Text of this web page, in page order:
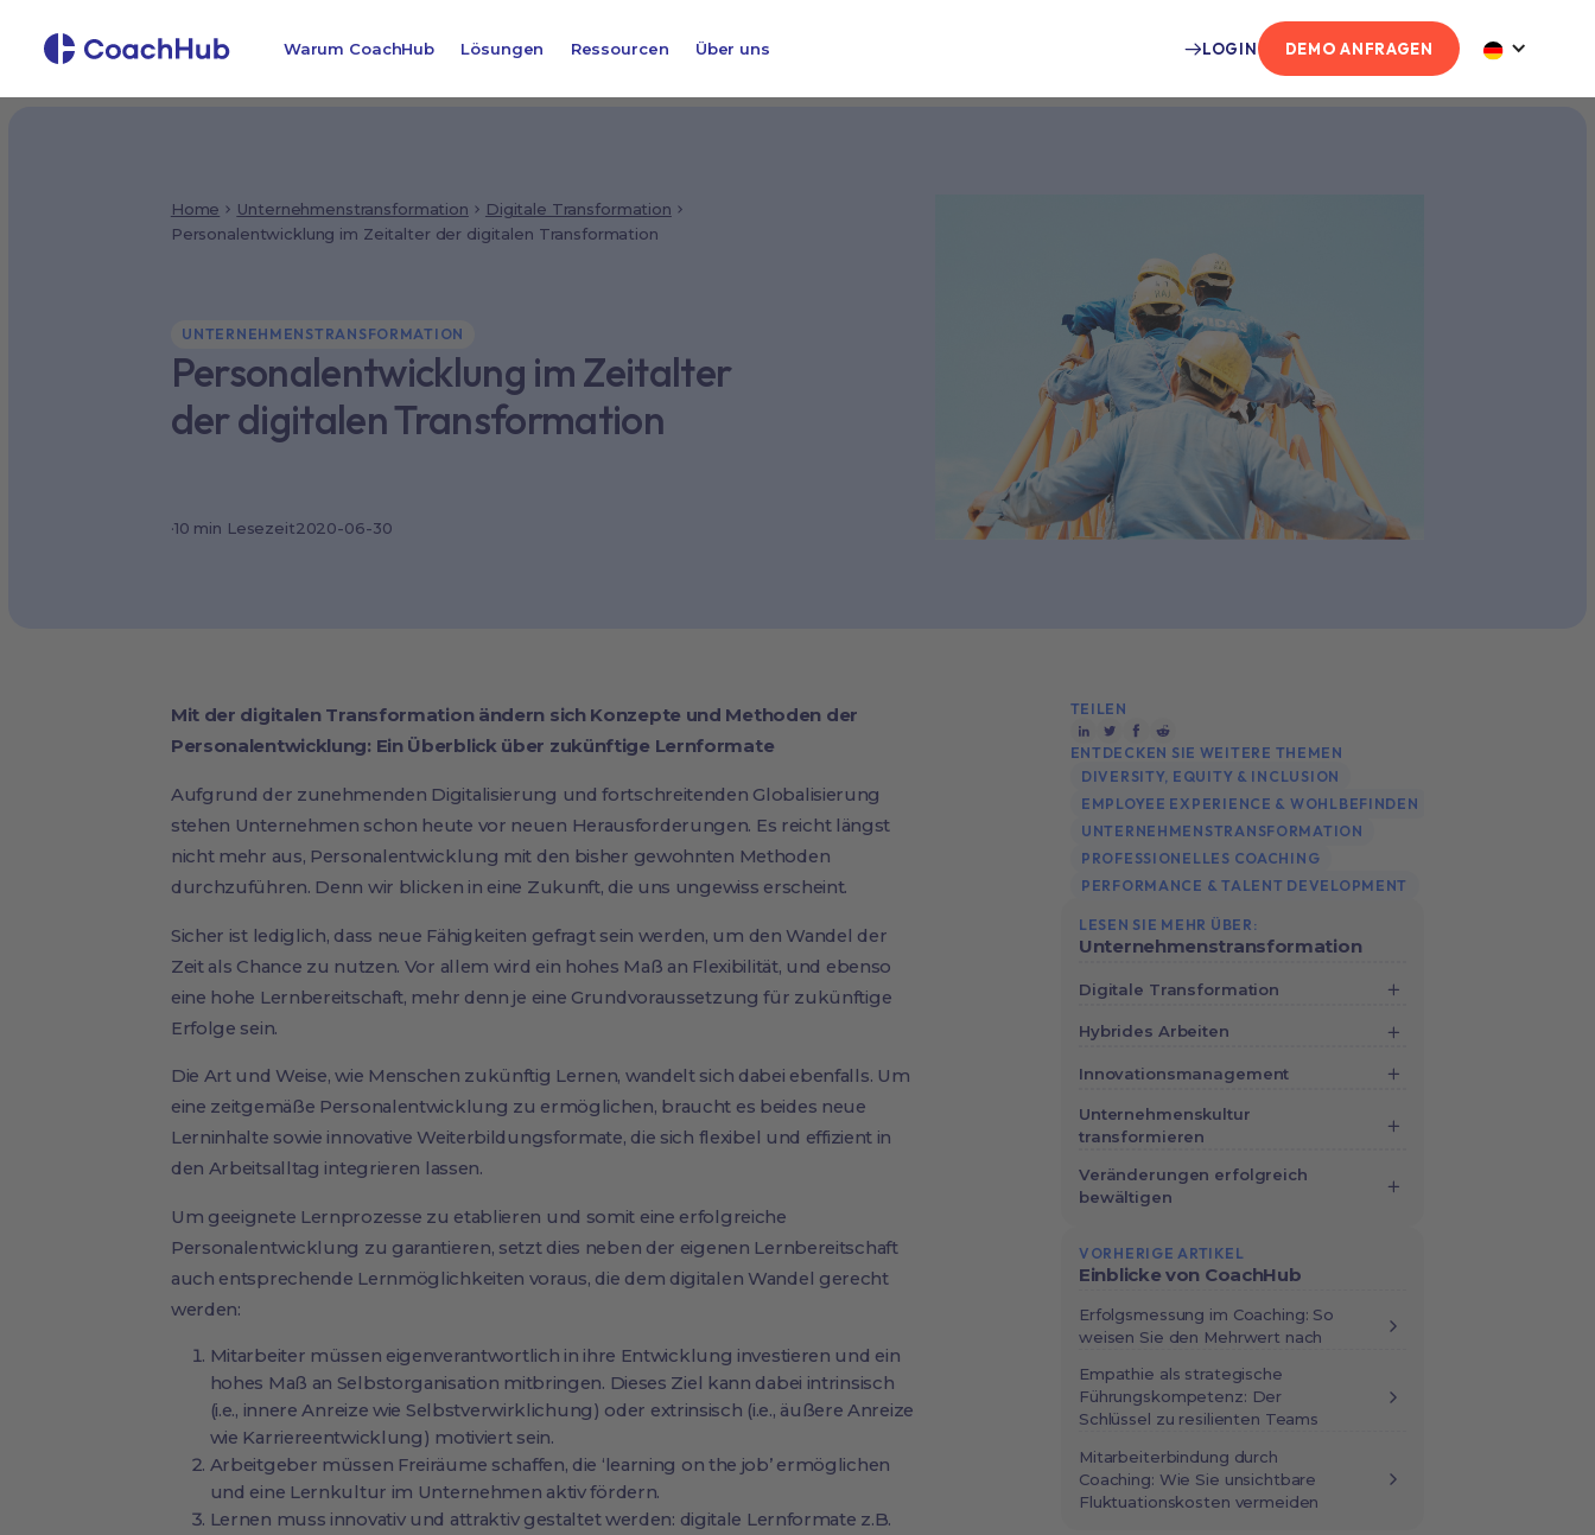
Warum CoachHub Lösungen Ressourcen Über uns LOGIN DEMO ANFRAGEN
Home Unternehmenstransformation
Digitale Transformation
Personalentwicklung im Zeitalter der digitalen Transformation
UNTERNEHMENSTRANSFORMATION
Personalentwicklung im Zeitalter
der digitalen Transformation
·10 min Lesezeit2020-06-30
Mit der digitalen Transformation ändern sich Konzepte und Methoden der
Personalentwicklung: Ein Überblick über zukünftige Lernformate
Aufgrund der zunehmenden Digitalisierung und fortschreitenden Globalisierung
stehen Unternehmen schon heute vor neuen Herausforderungen. Es reicht längst
nicht mehr aus, Personalentwicklung mit den bisher gewohnten Methoden
durchzuführen. Denn wir blicken in eine Zukunft, die uns ungewiss erscheint.
Sicher ist lediglich, dass neue Fähigkeiten gefragt sein werden, um den Wandel der
Zeit als Chance zu nutzen. Vor allem wird ein hohes Maß an Flexibilität, und ebenso
eine hohe Lernbereitschaft, mehr denn je eine Grundvoraussetzung für zukünftige
Erfolge sein.
Die Art und Weise, wie Menschen zukünftig Lernen, wandelt sich dabei ebenfalls. Um
eine zeitgemäße Personalentwicklung zu ermöglichen, braucht es beides neue
Lerninhalte sowie innovative Weiterbildungsformate, die sich flexibel und effizient in
den Arbeitsalltag integrieren lassen.
Um geeignete Lernprozesse zu etablieren und somit eine erfolgreiche
Personalentwicklung zu garantieren, setzt dies neben der eigenen Lernbereitschaft
auch entsprechende Lernmöglichkeiten voraus, die dem digitalen Wandel gerecht
werden:
Mitarbeiter müssen eigenverantwortlich in ihre Entwicklung investieren und ein
hohes Maß an Selbstorganisation mitbringen. Dieses Ziel kann dabei intrinsisch
(i.e., innere Anreize wie Selbstverwirklichung) oder extrinsisch (i.e., äußere Anreize
wie Karriereentwicklung) motiviert sein.
Arbeitgeber müssen Freiräume schaffen, die ‘learning on the job’ ermöglichen
und eine Lernkultur im Unternehmen aktiv fördern.
Lernen muss innovativ und attraktiv gestaltet werden: digitale Lernformate z.B.
TEILEN
ENTDECKEN SIE WEITERE THEMEN
DIVERSITY, EQUITY & INCLUSION
EMPLOYEE EXPERIENCE & WOHLBEFINDEN
UNTERNEHMENSTRANSFORMATION
PROFESSIONELLES COACHING
PERFORMANCE & TALENT DEVELOPMENT
LESEN SIE MEHR ÜBER:
Unternehmenstransformation
Digitale Transformation
Digitale Transformation: Bessere
Kundenzufriedenheit, besseres
Geschäftsergebnis
Hybrides Arbeiten
Teambuilding trotz Remote Work:
Innovationsmanagement
No items found.
Unternehmenskultur
transformieren
Der Einfluss von Executive
Coaching auf Unternehmenskultur
Die dunkle Seite einer
Unternehmenstransformation :
Anzeichen erkennen und
Maßnahmen ergreifen
Abnormal gut: Transformation
positiv planen und gestalten
Veränderungen erfolgreich
bewältigen
für nachhaltige
Change Management Coaching:
Unterstützung für Führungskräfte
So führen Sie Ihr Unternehmen zum
Erfolg: Verschiedene Ansätze im
Überblick
VORHERIGE ARTIKEL
Einblicke von CoachHub
Erfolgsmessung im Coaching: So
weisen Sie den Mehrwert nach
Empathie als strategische
Führungskompetenz: Der
Schlüssel zu resilienten Teams
Mitarbeiterbindung durch
Coaching: Wie Sie unsichtbare
Fluktuationskosten vermeiden